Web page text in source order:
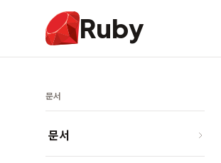
Ruby
문서
문서